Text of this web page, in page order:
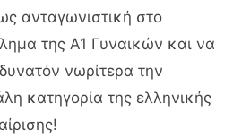
ανταγωνιστική στο
της Α1 Γυναικών και να
νωρίτερα την
κατηγορία της ελληνικής